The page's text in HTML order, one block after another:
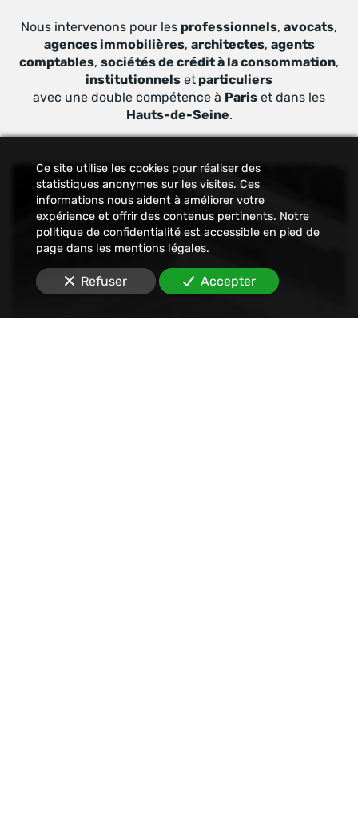
Nous intervenons pour les professionnels, avocats,
agences immobilières, architectes, agents
comptables, sociétés de crédit à la consommation,
institutionnels et particuliers
avec une double compétence à Paris et dans les
Hauts-de-Seine.
Ce site utilise les cookies pour réaliser des
statistiques anonymes sur les visites. Ces
informations nous aident à améliorer votre
expérience et offrir des contenus pertinents. Notre
politique de confidentialité est accessible en pied de
page dans les mentions légales.
Refuser Accepter